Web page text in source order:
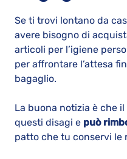
Se ti trovi lontano da
avere bisogno di
articoli per l’igiene
per affrontare l’attesa
bagaglio.
La buona notizia è che
questi disagi e può
patto che tu conservi le